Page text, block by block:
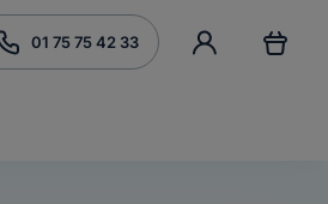
01 75 75 42 33